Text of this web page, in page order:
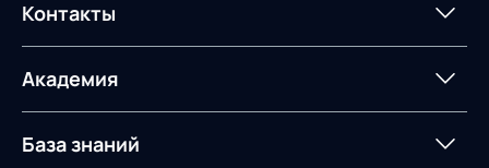
Управление
контейнерным
терминалом
Постпроектное
Проекты
Контакты
Контакты
Академия
Предложение для
База знаний